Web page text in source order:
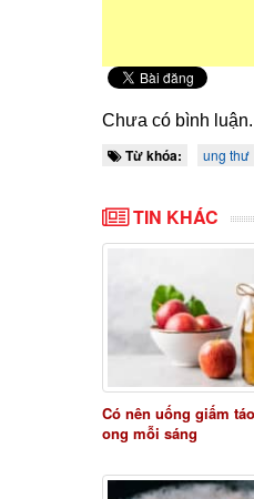
Chưa có bình luận.
Từ khóa: ung thư
TIN KHÁC
Có nên uống giấm
ong mỗi sáng